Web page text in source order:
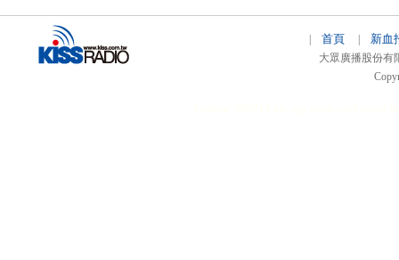
首頁 新血
大眾廣播股份有